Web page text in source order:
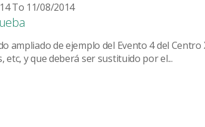
To 11/08/2014
ampliado de ejemplo del Evento 4 del
etc, y que deberá ser sustituido por el...